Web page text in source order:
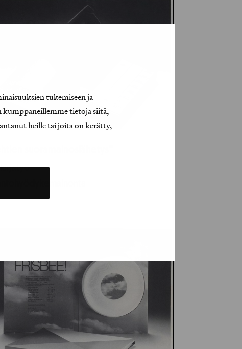
tukemiseen ja
kumppaneillemme tietoja siitä,
heille tai joita on kerätty,